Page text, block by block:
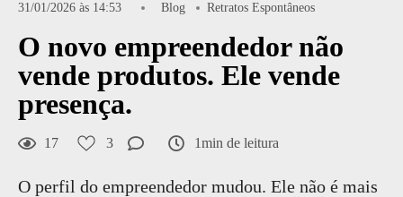
31/01/2026 às 14:53 Blog Retratos Espontâneos
O novo empreendedor não
vende produtos. Ele vende
presença.
17 3 1min de leitura
O perfil do empreendedor mudou. Ele não é mais